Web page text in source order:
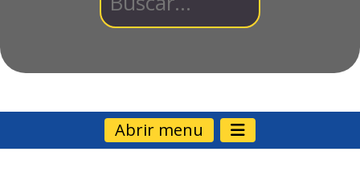
Abrir menu